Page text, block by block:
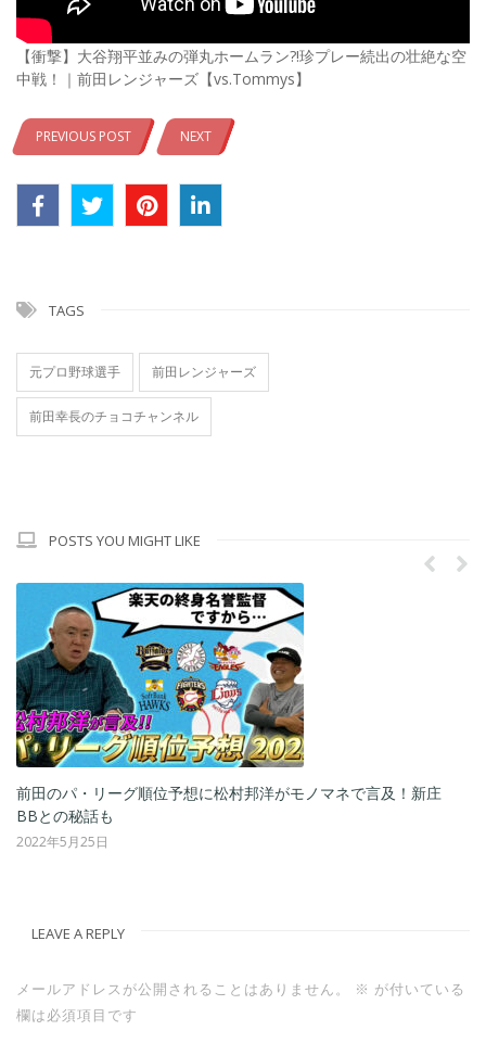
【衝撃】大谷翔平並みの弾丸ホームラン?!珍プレー続出の壮絶な空
中戦！｜前田レンジャーズ【vs.Tommys】
PREVIOUS POST NEXT
TAGS
元プロ野球選手 前田レンジャーズ
前田幸長のチョコチャンネル
POSTS YOU MIGHT LIKE
順位予想に松村邦洋がモノマネで言及！新庄
松村邦洋がモノマ
LEAVE A REPLY
メールアドレスが公開されることはありません。 ※ が付いている
欄は必須項目です